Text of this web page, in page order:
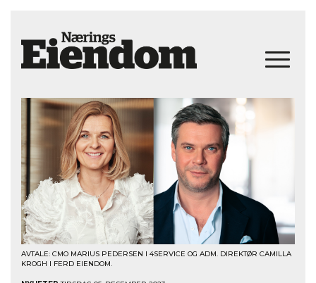
AVTALE: CMO MARIUS PEDERSEN I 4SERVICE OG ADM. DIREKTØR CAMILLA
KROGH I FERD EIENDOM.